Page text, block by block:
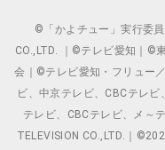
©「かよチュー」実行委
CO.,LTD. ｜©テレビ愛知｜©
会｜©テレビ愛知・フリュー
ビ、中京テレビ、CBCテレ
テレビ、CBCテレビ、メ～
TELEVISION CO.,LTD.｜